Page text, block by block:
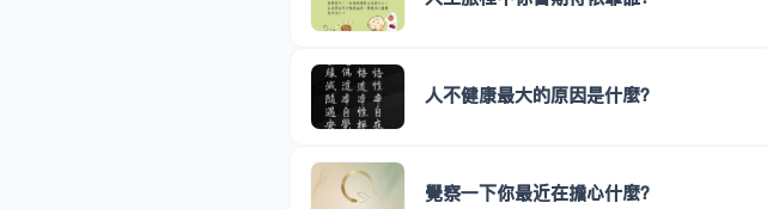
人不健康最大的原因是什麼？
覺察一下你最近在擔心什麼？